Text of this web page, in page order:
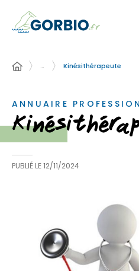
… Kinésithérapeute
ANNUAIRE
PUBLIÉ LE12/11/2024